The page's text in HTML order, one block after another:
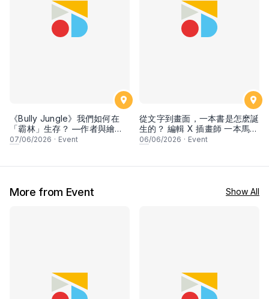
《Bully Jungle》我們如何在
「霸林」生存？ —作者與繪者
新書分享會
07/06/2026 · Event
從文字到畫面，一本書是怎麽誕
生的？ 編輯 X 插畫師 一本馬來
西亞兒童書的誕生
06/06/2026 · Event
More from Event Show All